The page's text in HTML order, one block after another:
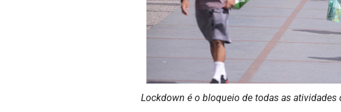
Lockdown é o bloqueio de todas as